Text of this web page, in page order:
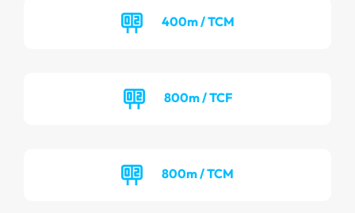
400m / TCM
800m / TCF
800m / TCM